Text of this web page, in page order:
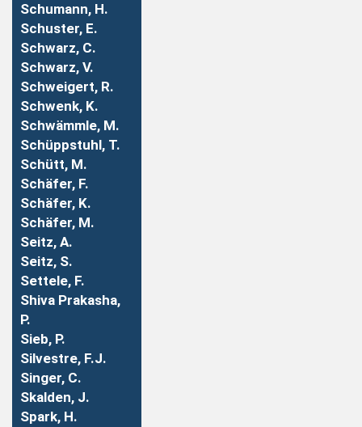
Schumann, H.
Schuster, E.
Schwarz, C.
Schwarz, V.
Schweigert, R.
Schwenk, K.
Schwämmle, M.
Schüppstuhl, T.
Schütt, M.
Schäfer, F.
Schäfer, K.
Schäfer, M.
Seitz, A.
Seitz, S.
Settele, F.
Shiva Prakasha,
P.
Sieb, P.
Silvestre, F.J.
Singer, C.
Skalden, J.
Spark, H.